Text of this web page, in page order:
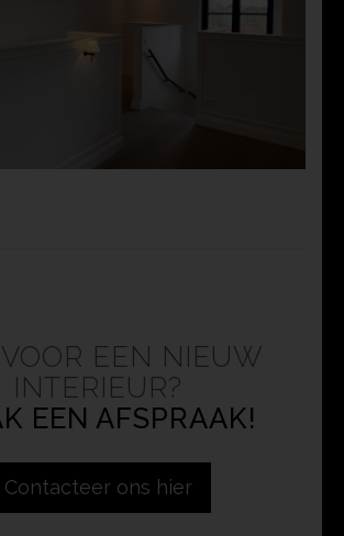
EEN NIEUW
INTERIEUR?
EEN AFSPRAAK!
Contacteer ons hier